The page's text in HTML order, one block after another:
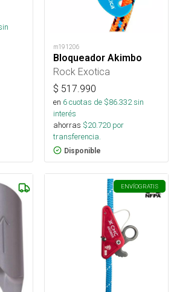
m191206
Bloqueador Akimbo
Rock Exotica
$ 517.990
en 6cuotas de $86.332sin
interés
ahorras $20.720 por
transferencia.
Disponible
ENVÍOGRATIS